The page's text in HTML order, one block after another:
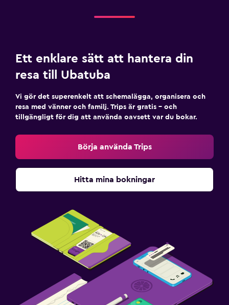
Ett enklare sätt att hantera din
resa till Ubatuba
Vi gör det superenkelt att schemalägga, organisera och
resa med vänner och familj. Trips är gratis – och
tillgängligt för dig att använda oavsett var du bokar.
Börja använda Trips
Hitta mina bokningar